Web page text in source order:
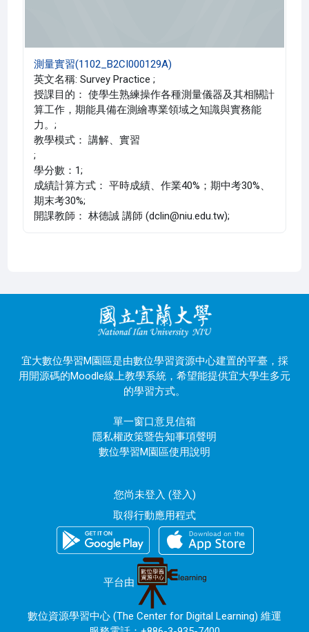
測量實習(1102_B2CI000129A)
英文名稱: Survey Practice ;
授課目的： 使學生熟練操作各種測量儀器及其相關計
算工作，期能具備在測繪專業領域之知識與實務能
力。;
教學模式： 講解、實習
;
學分數：1;
成績計算方式： 平時成績、作業40%；期中考30%、
期末考30%;
開課教師： 林德誠 講師 (dclin@niu.edu.tw);
宜大數位學習M園區是由數位學習資源中心建置的平臺，採
用開源碼的Moodle線上教學系統，希望能提供宜大學生多元
的學習方式。
單一窗口意見信箱
隱私權政策暨告知事項聲明
數位學習M園區使用說明
您尚未登入 (登入)
取得行動應用程式
平台由
數位資源學習中心 (The Center for Digital Learning) 維運